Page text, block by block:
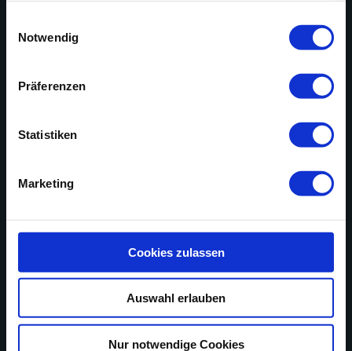
Notwendig
Präferenzen
Statistiken
Marketing
Cookies zulassen
Auswahl erlauben
Nur notwendige Cookies